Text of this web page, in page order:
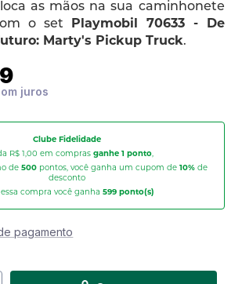
as mãos na sua caminhonete
o set
Playmobil 70633 - De
Marty's Pickup Truck.
Clube Fidelidade
R$ 1,00 em compras ganhe 1 ponto,
de 500 pontos, você ganha um cupom de 10% de
desconto
compra você ganha 599ponto(s)
pagamento